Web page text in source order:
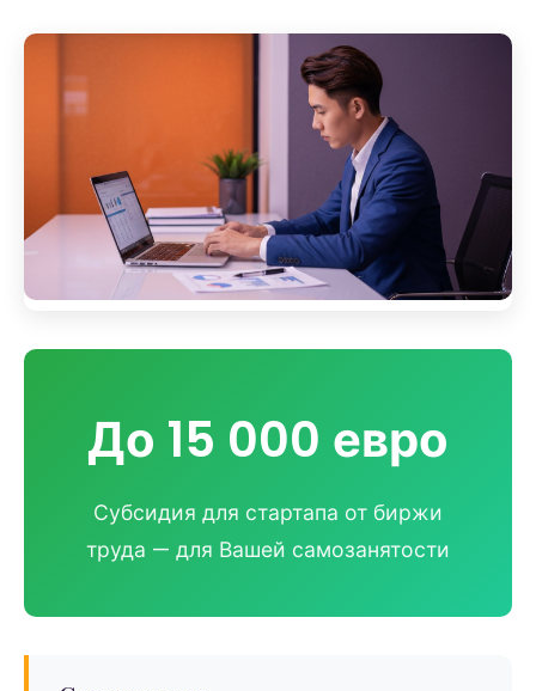
До 15 000 евро
Субсидия для стартапа от биржи
труда — для Вашей самозанятости